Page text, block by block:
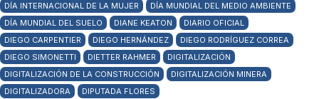
DÍA INTERNACIONAL DE LA MUJER
DÍA MUNDIAL DEL MEDIO AMBIENTE
DÍA MUNDIAL DEL SUELO
DIANE KEATON
DIARIO OFICIAL
DIEGO CARPENTIER
DIEGO HERNÁNDEZ
DIEGO RODRÍGUEZ CORREA
DIEGO SIMONETTI
DIETTER RAHMER
DIGITALIZACIÓN
DIGITALIZACIÓN DE LA CONSTRUCCIÓN
DIGITALIZACIÓN MINERA
DIGITALIZADORA
DIPUTADA FLORES